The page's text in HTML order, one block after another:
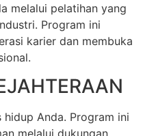
melalui pelatihan yang
Program ini
karier dan membuka
Anda. Program ini